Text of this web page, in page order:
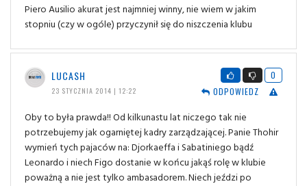
Piero Ausilio akurat jest najmniej winny, nie wiem w jakim
stopniu (czy w ogóle) przyczynił się do niszczenia klubu
LUCASH
23 STYCZNIA 2014 | 12:22
0
ODPOWIEDZ
Oby to była prawda!! Od kilkunastu lat niczego tak nie
potrzebujemy jak ogarniętej kadry zarządzającej. Panie Thohir
wymień tych pajaców na: Djorkaeffa i Sabatiniego bądź
Leonardo i niech Figo dostanie w końcu jakąś rolę w klubie
poważną a nie jest tylko ambasadorem. Niech jeździ po